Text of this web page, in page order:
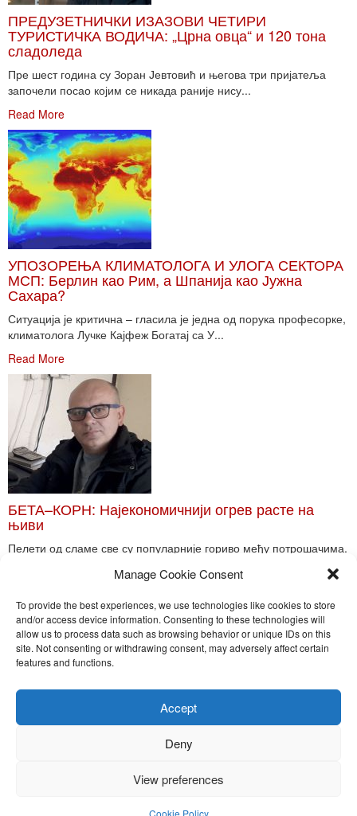
Manage Cookie Consent
To provide the best experiences, we use technologies like cookies to store
and/or access device information. Consenting to these technologies will
allow us to process data such as browsing behavior or unique IDs on this
site. Not consenting or withdrawing consent, may adversely affect certain
features and functions.
Accept
Deny
View preferences
Cookie Policy
ПРЕДУЗЕТНИЧКИ ИЗАЗОВИ ЧЕТИРИ
ТУРИСТИЧКА ВОДИЧА: „Црна овца“ и 120 тона
сладоледа
Пре шест година су Зоран Јевтовић и његова три пријатеља
започели посао којим се никада раније нису...
Read More
УПОЗОРЕЊА КЛИМАТОЛОГА И УЛОГА СЕКТОРА
МСП: Берлин као Рим, а Шпанија као Јужна
Сахара?
Ситуација је критична – гласила је једна од порука професорке,
климатолога Лучке Кајфеж Богатај са У...
Read More
БЕТА–КОРН: Најекономичнији огрев расте на
њиви
Пелети од сламе све су популарније гориво међу потрошачима.
Toggle
Nira Press d.o.o.
Sadržaj ovog sajta je zakonom zaštićena intelektualna svojina
kopiranje, objavljivanje celine ili delova bilo kog proizvoda NiraPress